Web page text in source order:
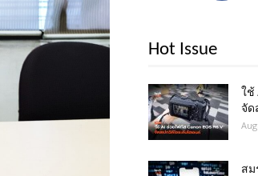
Hot Issue
ใช้
จัด
สม